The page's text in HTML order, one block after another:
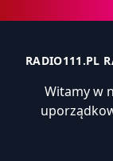
RADIO111.PL
Witamy w